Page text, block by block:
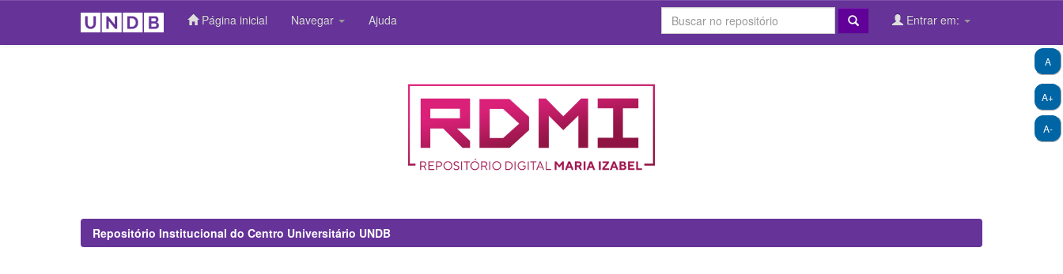
Página inicial Navegar Ajuda Entrar em:
A+
A-
A
Repositório Institucional do Centro Universitário UNDB